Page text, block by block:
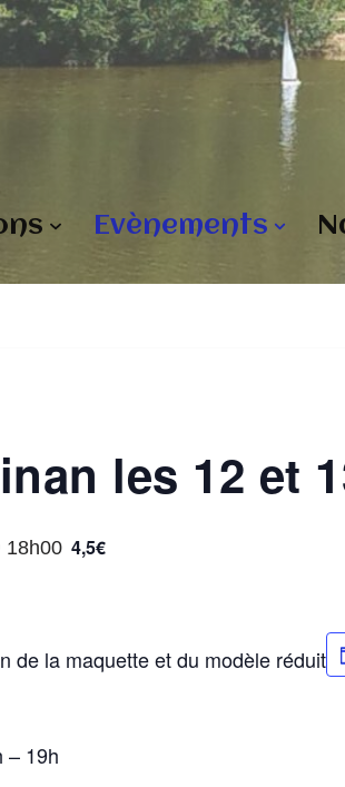
Evènements
les 12 et
18h00 4,5€
de la maquette et du modèle réduit
– 19h